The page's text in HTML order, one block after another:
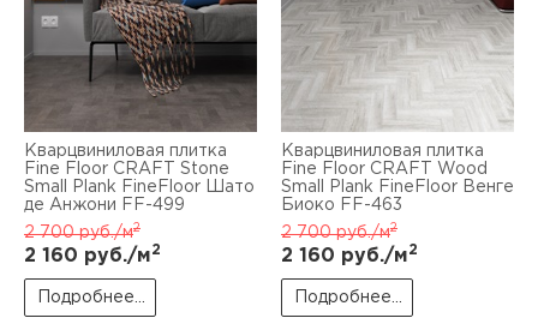
Кварцвиниловая плитка
Fine Floor CRAFT Stone
Small Plank FineFloor Шато
де Анжони FF-499
2 700руб./м2
2 160 руб./м2
Подробнее...
Кварцвиниловая плитка
Fine Floor CRAFT Wood
Small Plank FineFloor Венге
Биоко FF-463
2 700руб./м2
2 160 руб./м2
Подробнее...